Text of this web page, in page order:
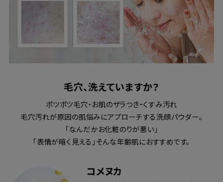
毛穴、洗えていますか？
ポツポツ毛穴・お肌のザラつき・くすみ汚れ
毛穴汚れが原因の肌悩みにアプローチする洗顔パウダー。
「なんだかお化粧のりが悪い」
「表情が暗く見える」そんな年齢肌におすすめです。
コメヌカ